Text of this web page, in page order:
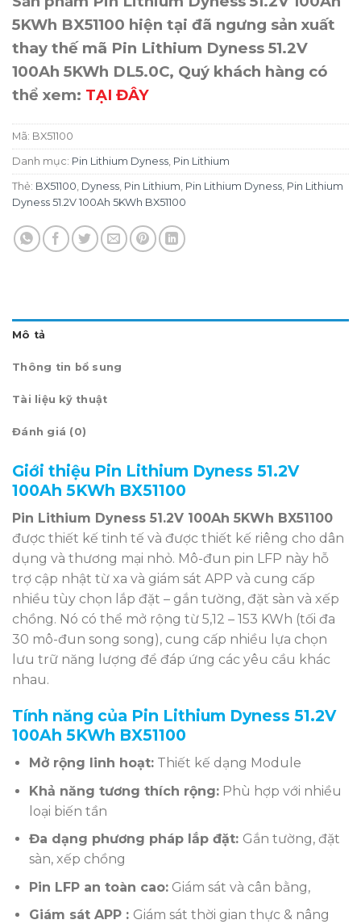
5KWh BX51100 hiện tại đã ngưng sản xuất
thay thế mã Pin Lithium Dyness 51.2V
100Ah 5KWh DL5.0C, Quý khách hàng có
thể xem: TẠI ĐÂY
Mã: BX51100
Danh mục: Pin Lithium Dyness, Pin Lithium
Thẻ: BX51100, Dyness, Pin Lithium, Pin Lithium Dyness, Pin Lithium
Dyness 51.2V 100Ah 5KWh BX51100
Mô tả
Thông tin bổ sung
Tài liệu kỹ thuật
Đánh giá (0)
Giới thiệu Pin Lithium Dyness 51.2V
100Ah 5KWh BX51100
Pin Lithium Dyness 51.2V 100Ah 5KWh BX51100
được thiết kế tinh tế và được thiết kế riêng cho dân
dụng và thương mại nhỏ. Mô-đun pin LFP này hỗ
trợ cập nhật từ xa và giám sát APP và cung cấp
nhiều tùy chọn lắp đặt – gắn tường, đặt sàn và xếp
chồng. Nó có thể mở rộng từ 5,12 – 153 KWh (tối đa
30 mô-đun song song), cung cấp nhiều lựa chọn
lưu trữ năng lượng để đáp ứng các yêu cầu khác
nhau.
Tính năng của Pin Lithium Dyness 51.2V
100Ah 5KWh BX51100
Mở rộng linh hoạt:Thiết kế dạng Module
Khả năng tương thích rộng:Phù hợp với nhiều
loại biến tần
Đa dạng phương pháp lắp đặt: Gắn tường, đặt
sàn, xếp chồng
Pin LFP an toàn cao:Giám sát và cân bằng,
Giám sát APP : Giám sát thời gian thực & nâng